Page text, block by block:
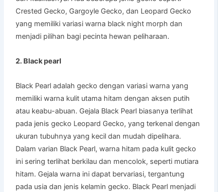
Crested Gecko, Gargoyle Gecko, dan Leopard Gecko
yang memiliki variasi warna black night morph dan
menjadi pilihan bagi pecinta hewan peliharaan.
2. Black pearl
Black Pearl adalah gecko dengan variasi warna yang
memiliki warna kulit utama hitam dengan aksen putih
atau keabu-abuan. Gejala Black Pearl biasanya terlihat
pada jenis gecko Leopard Gecko, yang terkenal dengan
ukuran tubuhnya yang kecil dan mudah dipelihara.
Dalam varian Black Pearl, warna hitam pada kulit gecko
ini sering terlihat berkilau dan mencolok, seperti mutiara
hitam. Gejala warna ini dapat bervariasi, tergantung
pada usia dan jenis kelamin gecko. Black Pearl menjadi